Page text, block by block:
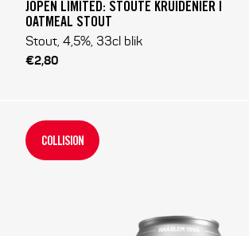
JOPEN LIMITED: STOUTE KRUIDENIER |
OATMEAL STOUT
Stout, 4,5%, 33cl blik
€2,80
COLLISION